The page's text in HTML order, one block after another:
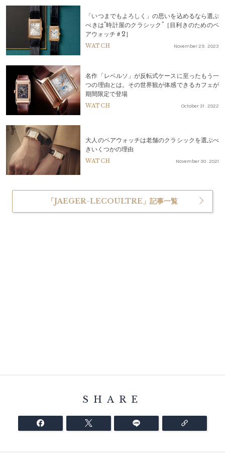
「いつまでもよろしく」の思いを込めるなら選ぶ
べきは"時計屋のクラシック"［目利きのためのペ
アウォッチ＃2］
WATCH November 29 . 2023
名作「レベルソ」が反転式ケースに至ったもう一
つの理由とは。その世界観が体感できるカフェが
期間限定で登場
WATCH October 31 . 2022
大人のペアウォッチは老舗のクラシックを選ぶべ
きいくつかの理由
WATCH November 30 . 2021
「JAEGER-LECOULTRE」記事一覧
SHARE